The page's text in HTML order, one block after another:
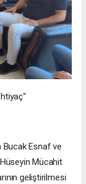
Esnaf ve
Mücahit
geliştirilmesi